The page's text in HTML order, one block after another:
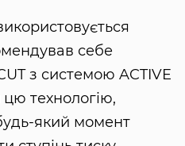
себе
з системою ACTIVE
цю технологію,
який момент